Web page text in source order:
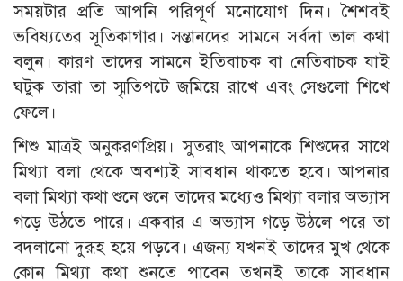
সময়টার প্রতি আপনি পরিপূর্ণ মনোযোগ দিন। শৈশবই
ভবিষ্যতের সূতিকাগার। সন্তানদের সামনে সর্বদা ভাল কথা
বলুন। কারণ তাদের সামনে ইতিবাচক বা নেতিবাচক যাই
ঘটুক তারা তা স্মৃতিপটে জমিয়ে রাখে এবং সেগুলো শিখে
ফেলে।
শিশু মাত্রই অনুকরণপ্রিয়। সুতরাং আপনাকে শিশুদের সাথে
মিথ্যা বলা থেকে অবশ্যই সাবধান থাকতে হবে। আপনার
বলা মিথ্যা কথা শুনে শুনে তাদের মধ্যেও মিথ্যা বলার অভ্যাস
গড়ে উঠতে পারে। একবার এ অভ্যাস গড়ে উঠলে পরে তা
বদলানো দুরূহ হয়ে পড়বে। এজন্য যখনই তাদের মুখ থেকে
কোন মিথ্যা কথা শুনতে পাবেন তখনই তাকে সাবধান